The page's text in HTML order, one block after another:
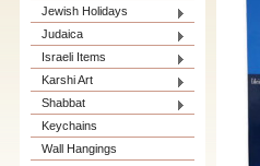
Jewish Holidays
Judaica
Israeli Items
Karshi Art
Shabbat
Keychains
Wall Hangings